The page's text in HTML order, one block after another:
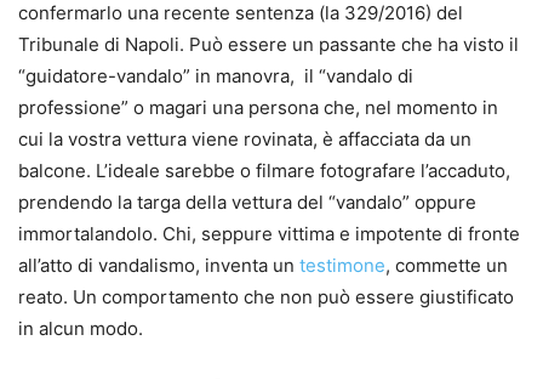
confermarlo una recente sentenza (la 329/2016) del
Tribunale di Napoli. Può essere un passante che ha visto il
“guidatore-vandalo” in manovra, il “vandalo di
professione” o magari una persona che, nel momento in
cui la vostra vettura viene rovinata, è affacciata da un
balcone. L’ideale sarebbe o filmare fotografare l’accaduto,
prendendo la targa della vettura del “vandalo” oppure
immortalandolo. Chi, seppure vittima e impotente di fronte
all’atto di vandalismo, inventa un testimone, commette un
reato. Un comportamento che non può essere giustificato
in alcun modo.